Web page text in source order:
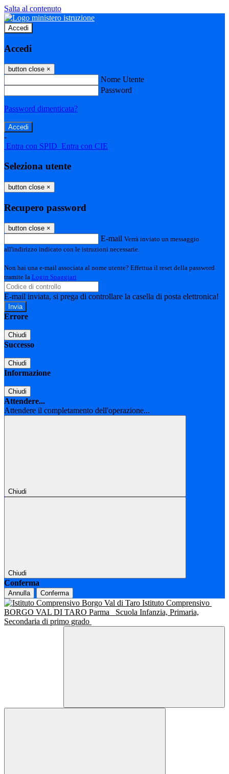
Salta al contenuto
Accedi
Accedi
button close ×
Nome Utente
Password
Password dimenticata?
-
Entra con SPID Entra con CIE
Seleziona utente
button close ×
Recupero password
button close ×
E-mail Verrà inviato un messaggio
all'indirizzo indicato con le istruzioni necessarie.
Non hai una e-mail associata al nome utente? Effettua il reset della password
tramite la Login Spaggiari
E-mail inviata, si prega di controllare la casella di posta elettronica!
Errore
Chiudi
Successo
Chiudi
Informazione
Chiudi
Attendere...
Attendere il completamento dell'operazione...
Chiudi
Chiudi
Conferma
Annulla Conferma
Istituto Comprensivo
BORGO VAL DI TARO Parma
Scuola Infanzia, Primaria,
Secondaria di primo grado